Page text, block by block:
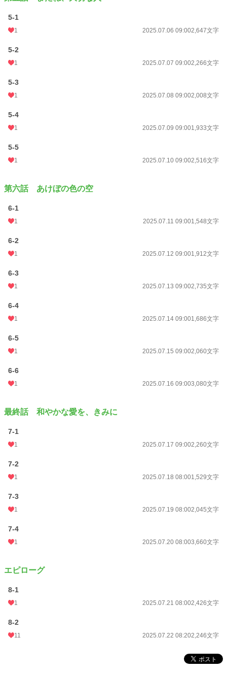
5-1
1 2025.07.06 09:002,647文字
5-2
1 2025.07.07 09:002,266文字
5-3
1 2025.07.08 09:002,008文字
5-4
1 2025.07.09 09:001,933文字
5-5
1 2025.07.10 09:002,516文字
第六話 あけぼの色の空
6-1
1 2025.07.11 09:001,548文字
6-2
1 2025.07.12 09:001,912文字
6-3
1 2025.07.13 09:002,735文字
6-4
1 2025.07.14 09:001,686文字
6-5
1 2025.07.15 09:002,060文字
6-6
1 2025.07.16 09:003,080文字
最終話 和やかな愛を、きみに
7-1
1 2025.07.17 09:002,260文字
7-2
1 2025.07.18 08:001,529文字
7-3
1 2025.07.19 08:002,045文字
7-4
1 2025.07.20 08:003,660文字
エピローグ
8-1
1 2025.07.21 08:002,426文字
8-2
11 2025.07.22 08:202,246文字